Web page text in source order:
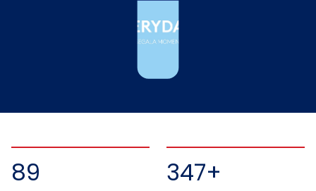
90 350+